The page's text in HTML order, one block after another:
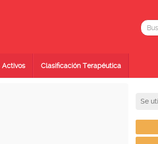
Activos Clasificación Terapéutica
Se